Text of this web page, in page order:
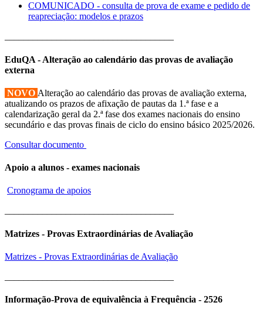
COMUNICADO - consulta de prova de exame e pedido de
reapreciação: modelos e prazos
EduQA - Alteração ao calendário das provas de avaliação
externa
NOVO Alteração ao calendário das provas de avaliação externa,
atualizando os prazos de afixação de pautas da 1.ª fase e a
calendarização geral da 2.ª fase dos exames nacionais do ensino
secundário e das provas finais de ciclo do ensino básico 2025/2026.
Consultar documento
Apoio a alunos - exames nacionais
Cronograma de apoios
Matrizes - Provas Extraordinárias de Avaliação
Matrizes - Provas Extraordinárias de Avaliação
Informação-Prova de equivalência à Frequência - 2526